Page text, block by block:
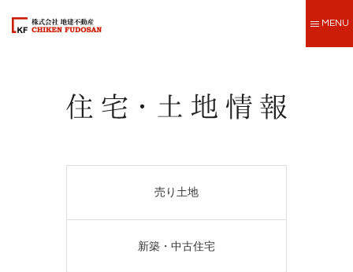
MENU
売り土地
新築・中古住宅